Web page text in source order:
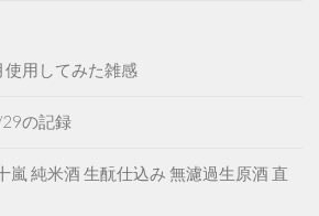
使用してみた雑感
29の記録
嵐 純米酒 生酛仕込み 無濾過生原酒 直